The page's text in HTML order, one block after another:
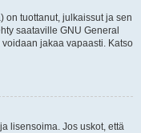
on tuottanut, julkaissut ja sen
saataville GNU General
jakaa vapaasti. Katso
lisensoima. Jos uskot, että